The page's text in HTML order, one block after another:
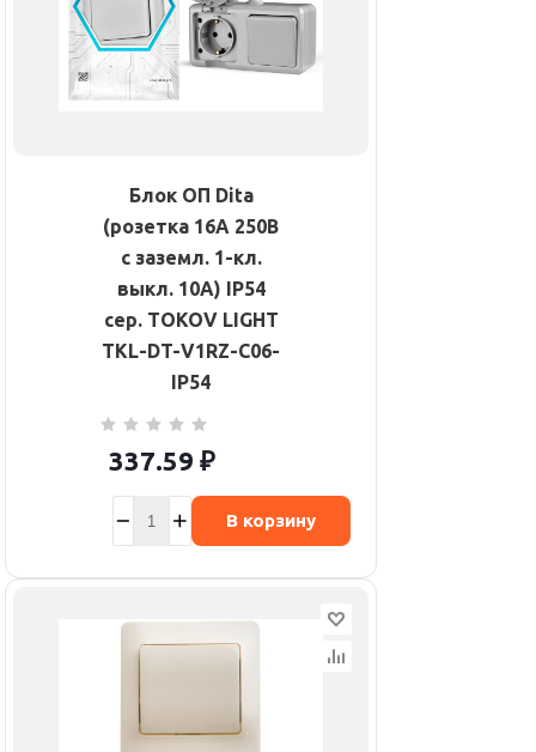
Блок ОП Dita
(розетка 16А 250В
с заземл. 1-кл.
выкл. 10А) IP54
сер. TOKOV LIGHT
TKL-DT-V1RZ-C06-
IP54
337.59 ₽
В корзину